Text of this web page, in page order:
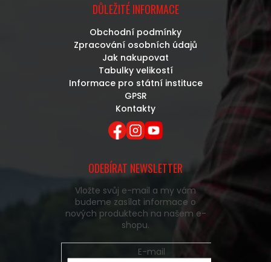
DŮLEŽITÉ INFORMACE
Obchodní podmínky
Zpracování osobních údajů
Jak nakupovat
Tabulky velikostí
Informace pro státní instituce
GPSR
Kontakty
ODEBÍRAT NEWSLETTER
Vložte svůj e-mail a my vám
budeme zasílat informace o
nových produktech na našem e-
shopu.
E-mail